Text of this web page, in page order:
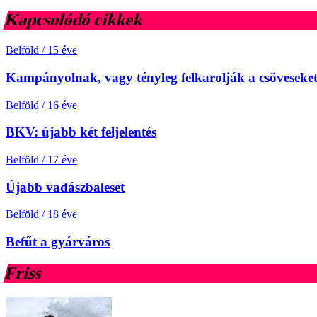
Kapcsolódó cikkek
Belföld / 15 éve
Kampányolnak, vagy tényleg felkarolják a
Belföld / 16 éve
BKV: újabb két feljelentés
Belföld / 17 éve
Újabb vadászbaleset
Belföld / 18 éve
Befűt a gyárváros
Friss